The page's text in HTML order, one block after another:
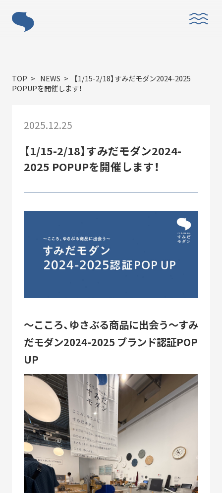
つながる パートナーシップ連携
台湾・千葉大学連携
LEARN MORE 「すみだモダン」をもっと知る
HISTORY
「すみだモダン」の成り立ちと現在地
「すみだモダン」ブランド認証商品
2010-2018
「すみだモダン」ブランド認証飲食店メニュー
2011-2018
TOP NEWS
【1/15-2/18】すみだモダン2024-2025
POPUPを開催します！
2025.12.25
【1/15-2/18】すみだモダン2024-
2025 POPUPを開催します！
～こころ、ゆさぶる商品に出会う～すみ
だモダン2024-2025 ブランド認証POP
UP